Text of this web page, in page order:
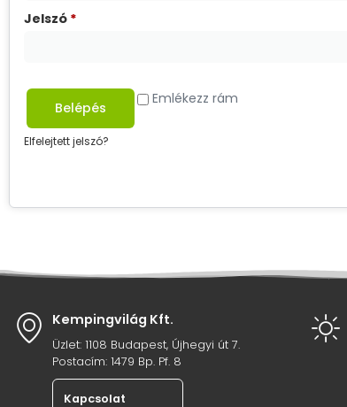
Jelszó *
Emlékezz rám
Belépés
Elfelejtett jelszó?
Kempingvilág Kft.
Üzlet: 1108 Budapest, Újhegyi út 7.
Postacím: 1479 Bp. Pf. 8
Kapcsolat